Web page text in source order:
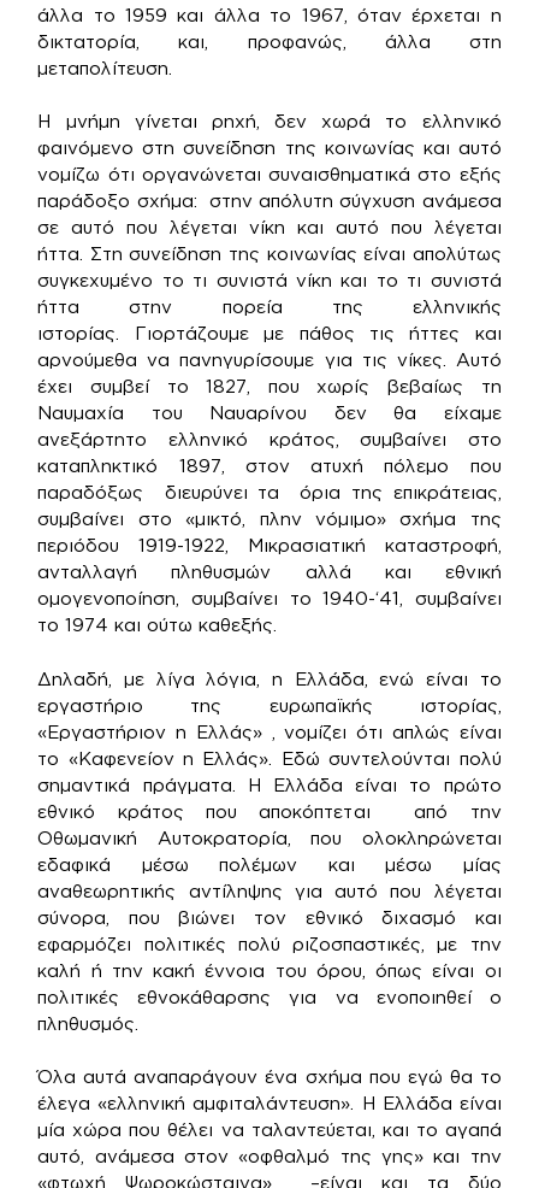
άλλα το 1959 και άλλα το 1967, όταν έρχεται η
δικτατορία, και, προφανώς, άλλα στη
μεταπολίτευση.
Η μνήμη γίνεται ρηχή, δεν χωρά το ελληνικό
φαινόμενο στη συνείδηση της κοινωνίας και αυτό
νομίζω ότι οργανώνεται συναισθηματικά στο εξής
παράδοξο σχήμα: στην απόλυτη σύγχυση ανάμεσα
σε αυτό που λέγεται νίκη και αυτό που λέγεται
ήττα. Στη συνείδηση της κοινωνίας είναι απολύτως
συγκεχυμένο το τι συνιστά νίκη και το τι συνιστά
ήττα στην πορεία της ελληνικής
ιστορίας. Γιορτάζουμε με πάθος τις ήττες και
αρνούμεθα να πανηγυρίσουμε για τις νίκες. Αυτό
έχει συμβεί το 1827, που χωρίς βεβαίως τη
Ναυμαχία του Ναυαρίνου δεν θα είχαμε
ανεξάρτητο ελληνικό κράτος, συμβαίνει στο
καταπληκτικό 1897, στον ατυχή πόλεμο που
παραδόξως διευρύνει τα όρια της επικράτειας,
συμβαίνει στο «μικτό, πλην νόμιμο» σχήμα της
περιόδου 1919-1922, Μικρασιατική καταστροφή,
ανταλλαγή πληθυσμών αλλά και εθνική
ομογενοποίηση, συμβαίνει το 1940-‘41, συμβαίνει
το 1974 και ούτω καθεξής.
Δηλαδή, με λίγα λόγια, η Ελλάδα, ενώ είναι το
εργαστήριο της ευρωπαϊκής ιστορίας,
«Εργαστήριον η Ελλάς» , νομίζει ότι απλώς είναι
το «Καφενείον η Ελλάς». Εδώ συντελούνται πολύ
σημαντικά πράγματα. Η Ελλάδα είναι το πρώτο
εθνικό κράτος που αποκόπτεται από την
Οθωμανική Αυτοκρατορία, που ολοκληρώνεται
εδαφικά μέσω πολέμων και μέσω μίας
αναθεωρητικής αντίληψης για αυτό που λέγεται
σύνορα, που βιώνει τον εθνικό διχασμό και
εφαρμόζει πολιτικές πολύ ριζοσπαστικές, με την
καλή ή την κακή έννοια του όρου, όπως είναι οι
πολιτικές εθνοκάθαρσης για να ενοποιηθεί ο
πληθυσμός.
Όλα αυτά αναπαράγουν ένα σχήμα που εγώ θα το
έλεγα «ελληνική αμφιταλάντευση». Η Ελλάδα είναι
μία χώρα που θέλει να ταλαντεύεται, και το αγαπά
αυτό, ανάμεσα στον «οφθαλμό της γης» και την
«φτωχή Ψωροκώσταινα» –είναι και τα δύο